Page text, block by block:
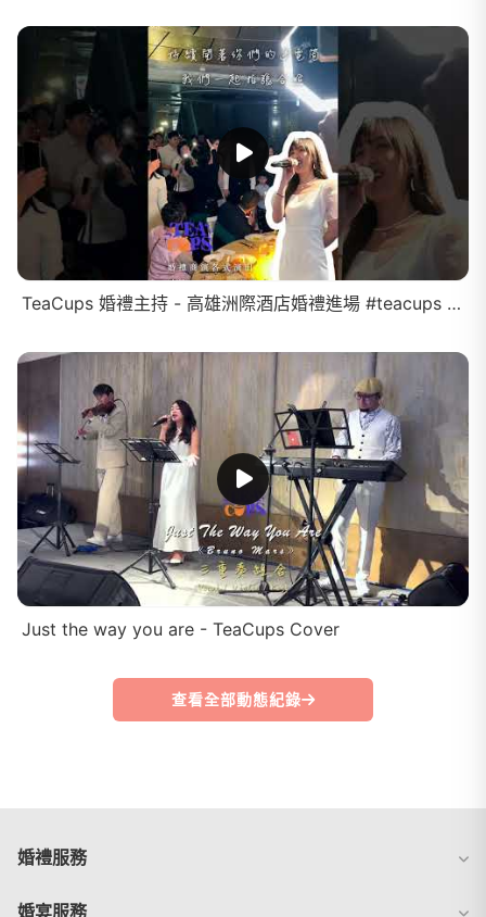
TeaCups 婚禮主持 - 高雄洲際酒店婚禮進場 #teacups #jazz #商演 #婚禮樂團
Just the way you are - TeaCups Cover
查看全部動態紀錄
婚禮服務
婚宴服務